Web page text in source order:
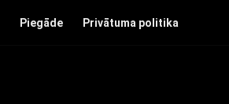
Piegāde Privātuma politika